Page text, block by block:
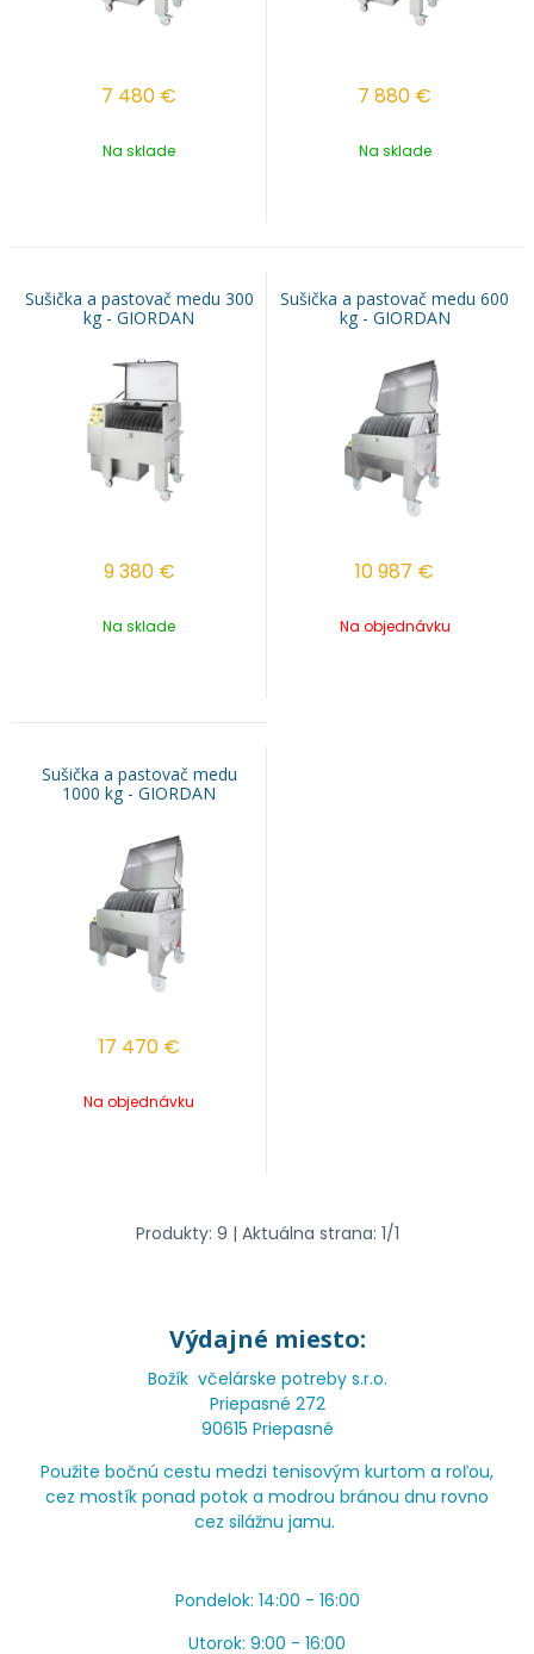
7 480 €
Na sklade
7 880 €
Na sklade
Sušička a pastovač medu 300
kg - GIORDAN
9 380 €
Na sklade
Sušička a pastovač medu 600
kg - GIORDAN
10 987 €
Na objednávku
Sušička a pastovač medu
1000 kg - GIORDAN
17 470 €
Na objednávku
Produkty: 9 | Aktuálna strana: 1/1
Výdajné miesto:
Božík včelárske potreby s.r.o.
Priepasné 272
90615 Priepasné
Použite bočnú cestu medzi tenisovým kurtom a roľou,
cez mostík ponad potok a modrou bránou dnu rovno
cez silážnu jamu.
Pondelok: 14:00 - 16:00
Utorok: 9:00 - 16:00